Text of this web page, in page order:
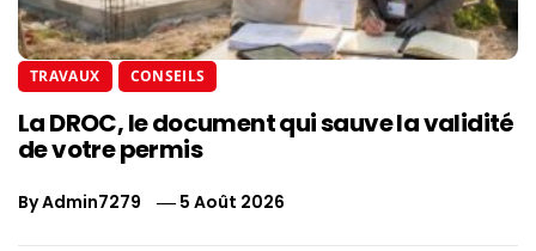
TRAVAUX CONSEILS
La DROC, le document qui sauve la validité
de votre permis
ByAdmin7279 5 Août 2026